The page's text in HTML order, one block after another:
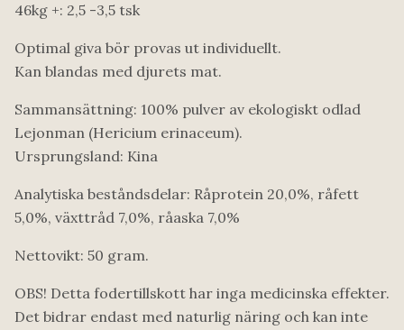
46kg +: 2,5 -3,5 tsk
Optimal giva bör provas ut individuellt.
Kan blandas med djurets mat.
Sammansättning: 100% pulver av ekologiskt odlad
Lejonman (Hericium erinaceum).
Ursprungsland: Kina
Analytiska beståndsdelar: Råprotein 20,0%, råfett
5,0%, växttråd 7,0%, råaska 7,0%
Nettovikt: 50 gram.
OBS! Detta fodertillskott har inga medicinska effekter.
Det bidrar endast med naturlig näring och kan inte